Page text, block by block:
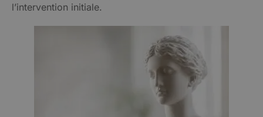
l’intervention initiale.